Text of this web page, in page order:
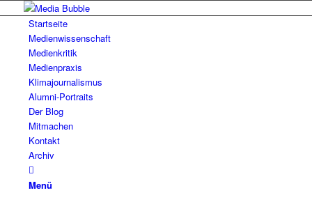
Startseite
Medienwissenschaft
Medienkritik
Medienpraxis
Klimajournalismus
Alumni-Portraits
Der Blog
Mitmachen
Kontakt
Archiv
Menü